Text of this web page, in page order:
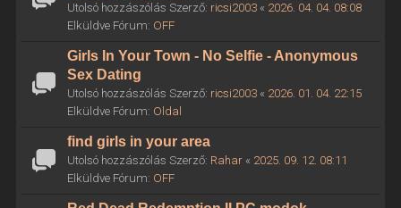
Utolsó hozzászólás Szerző: ricsi2003« 2026. 04. 04. 08:08
Elküldve Fórum: OFF
Girls In Your Town - No Selfie - Anonymous
Sex Dating
Utolsó hozzászólás Szerző: ricsi2003« 2026. 01. 04. 22:15
Elküldve Fórum: Oldal
find girls in your area
Utolsó hozzászólás Szerző: Rahar« 2025. 09. 12. 08:11
Elküldve Fórum: OFF